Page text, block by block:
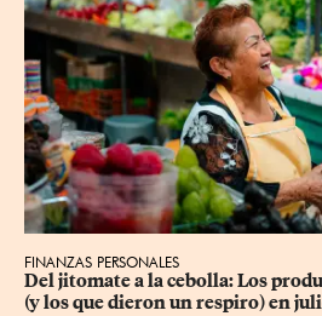
FINANZAS PERSONALES
Del jitomate a la cebolla: Los
(y los que dieron un respiro) en